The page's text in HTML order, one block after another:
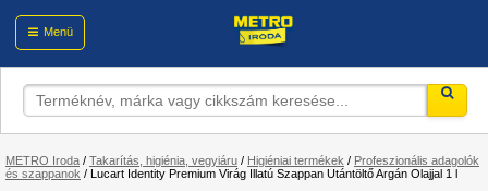
Menü
METRO Iroda / Takarítás, higiénia, vegyiáru / Higiéniai termékek / Profeszionális adagolók
és szappanok / Lucart Identity Premium Virág Illatú Szappan Utántöltő Argán Olajjal 1 l